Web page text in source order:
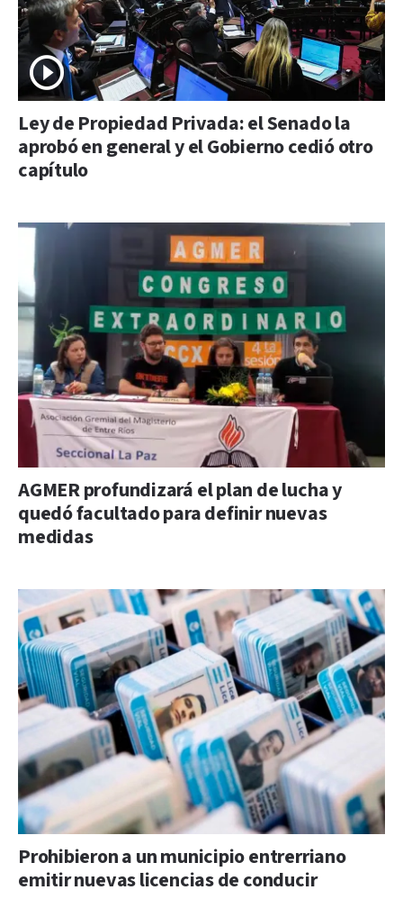
Ley de Propiedad Privada: el Senado la
aprobó en general y el Gobierno cedió otro
capítulo
AGMER profundizará el plan de lucha y
quedó facultado para definir nuevas
medidas
Prohibieron a un municipio entrerriano
emitir nuevas licencias de conducir